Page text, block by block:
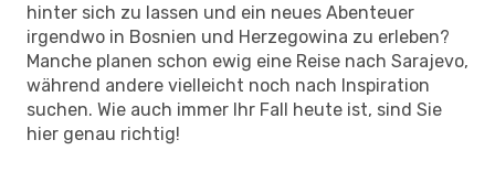
hinter sich zu lassen und ein neues Abenteuer
irgendwo in Bosnien und Herzegowina zu erleben?
Manche planen schon ewig eine Reise nach Sarajevo,
während andere vielleicht noch nach Inspiration
suchen. Wie auch immer Ihr Fall heute ist, sind Sie
hier genau richtig!